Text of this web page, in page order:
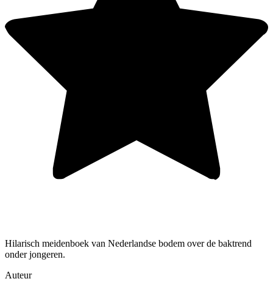
Hilarisch meidenboek van Nederlandse bodem over de baktrend
onder jongeren.
Auteur